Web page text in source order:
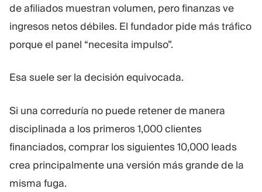
de afiliados muestran volumen, pero finanzas ve
ingresos netos débiles. El fundador pide más tráfico
porque el panel “necesita impulso”.
Esa suele ser la decisión equivocada.
Si una correduría no puede retener de manera
disciplinada a los primeros 1,000 clientes
financiados, comprar los siguientes 10,000 leads
crea principalmente una versión más grande de la
misma fuga.